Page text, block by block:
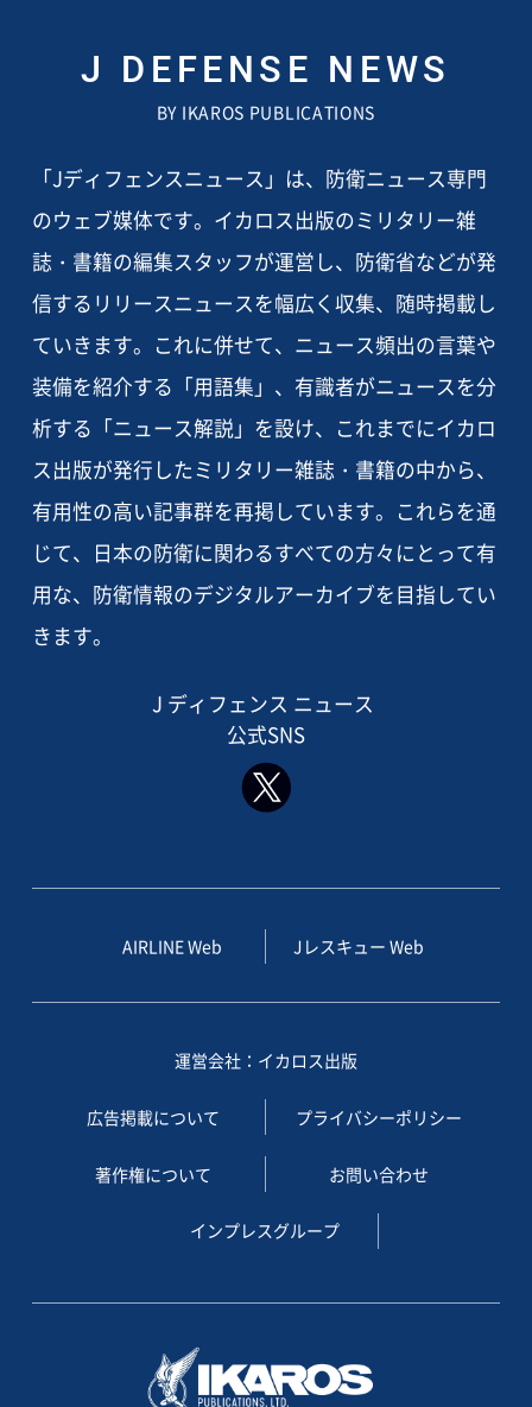
J DEFENSE NEWS
BY IKAROS PUBLICATIONS
「Jディフェンスニュース」は、防衛ニュース専門
のウェブ媒体です。イカロス出版のミリタリー雑
誌・書籍の編集スタッフが運営し、防衛省などが発
信するリリースニュースを幅広く収集、随時掲載し
ていきます。これに併せて、ニュース頻出の言葉や
装備を紹介する「用語集」、有識者がニュースを分
析する「ニュース解説」を設け、これまでにイカロ
ス出版が発行したミリタリー雑誌・書籍の中から、
有用性の高い記事群を再掲しています。これらを通
じて、日本の防衛に関わるすべての方々にとって有
用な、防衛情報のデジタルアーカイブを目指してい
きます。
J ディフェンス ニュース
公式SNS
AIRLINE Web Jレスキュー Web
運営会社：イカロス出版
広告掲載について プライバシーポリシー
著作権について お問い合わせ
インプレスグループ